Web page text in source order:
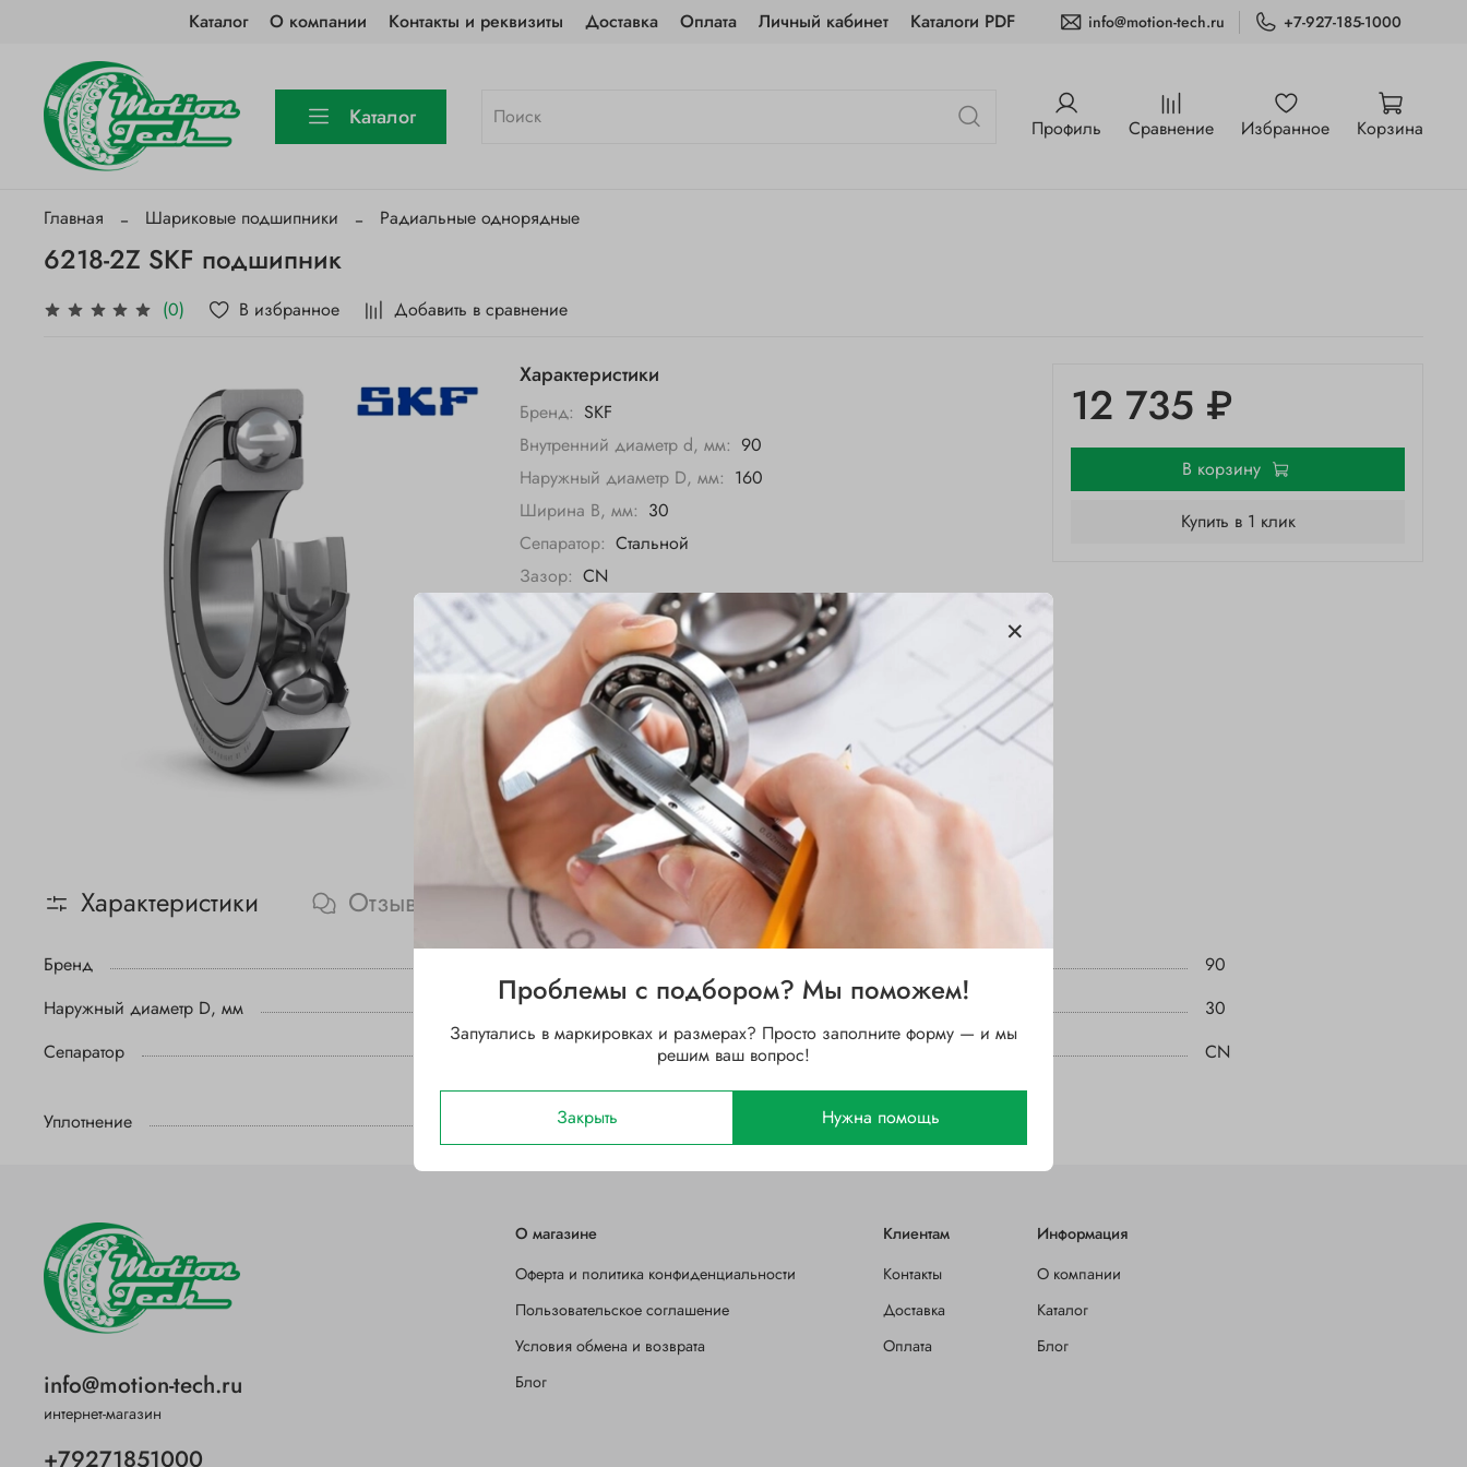
Каталог О компании Контакты и реквизиты Доставка Оплата Личный кабинет Каталоги PDF info@motion-tech.ru +7-927-185-1000
Каталог Профиль Сравнение Избранное Корзина
Главная Шариковые подшипники Радиальные однорядные
6218-2Z SKF подшипник
(0) В избранное Добавить в сравнение
Характеристики
Бренд: SKF
Внутренний диаметр d, мм: 90
Наружный диаметр D, мм: 160
Ширина B, мм: 30
Сепаратор: Стальной
Зазор: CN
Все характеристики
12 735 ₽
В корзину
Купить в 1 клик
Характеристики Отзывы
Бренд
90
Наружный диаметр D, мм
Ширина B, мм
30
Сепаратор
Зазор CN
Уплотнение
2Z (защитные шайбы с двух
О магазине
Оферта и политика конфиденциальности
Пользовательское соглашение
Условия обмена и возврата
Блог
Клиентам
Контакты
Доставка
Оплата
Информация
О компании
Каталог
Блог
info@motion-tech.ru
интернет-магазин
+79271851000
Проблемы с подбором? Мы поможем!
Запутались в маркировках и размерах? Просто заполните форму — и мы
решим ваш вопрос!
Закрыть Нужна помощь